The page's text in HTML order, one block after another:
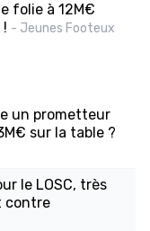
folie à 12M€
- Jeunes Footeux
un prometteur
sur la table ?
le LOSC, très
contre